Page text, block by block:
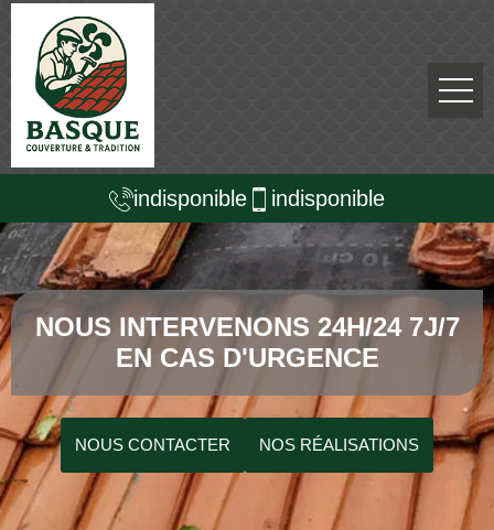
indisponible indisponible
NOUS INTERVENONS 24H/24 7J/7
EN CAS D'URGENCE
NOUS CONTACTER NOS RÉALISATIONS